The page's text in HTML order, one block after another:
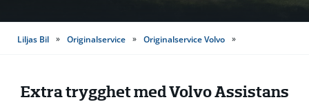
Liljas Bil » Originalservice » Originalservice Volvo »
Extra trygghet medVolvo Assistans